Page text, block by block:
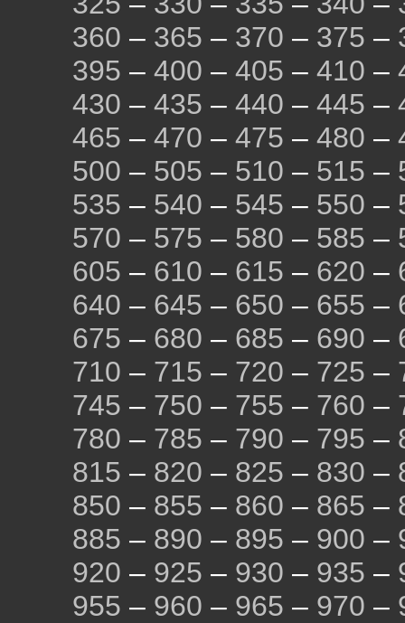
360 – 365 – 370 – 375 –
395 – 400 – 405 – 410 –
430 – 435 – 440 – 445 –
465 – 470 – 475 – 480 –
500 – 505 – 510 – 515 –
535 – 540 – 545 – 550 –
570 – 575 – 580 – 585 –
605 – 610 – 615 – 620 –
640 – 645 – 650 – 655 –
675 – 680 – 685 – 690 –
710 – 715 – 720 – 725 –
745 – 750 – 755 – 760 –
780 – 785 – 790 – 795 –
815 – 820 – 825 – 830 –
850 – 855 – 860 – 865 –
885 – 890 – 895 – 900 –
920 – 925 – 930 – 935 –
955 – 960 – 965 – 970 –